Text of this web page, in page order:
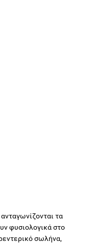
τα
φυσιολογικά στο
σωλήνα,